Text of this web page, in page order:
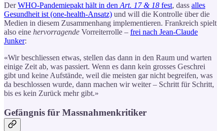
DerWHO-Pandemiepakt hält in den Art. 17 & 18 fest, dass alles
Gesundheit ist (one-health-Ansatz) und will die Kontrolle über die
Medien in diesem Zusammenhang implementieren. Frankreich spielt
also eine hervorragende Vorreiterrolle – frei nach Jean-Claude
Junker:
«Wir beschliessen etwas, stellen das dann in den Raum und warten
einige Zeit ab, was passiert. Wenn es dann kein grosses Geschrei
gibt und keine Aufstände, weil die meisten gar nicht begreifen, was
da beschlossen wurde, dann machen wir weiter – Schritt für Schritt,
bis es kein Zurück mehr gibt.»
Gefängnis für Massnahmenkritiker